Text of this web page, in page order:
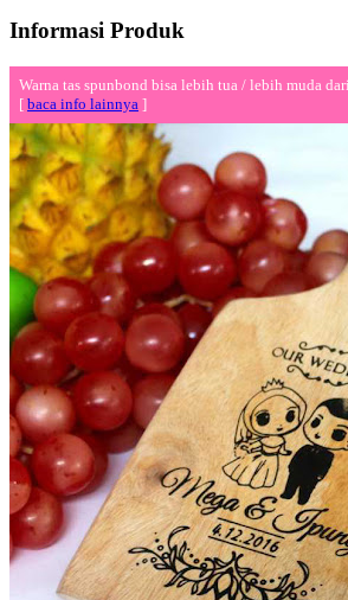
Informasi Produk
Warna tas spunbond bisa lebih tua / lebih muda
[ baca info lainnya ]